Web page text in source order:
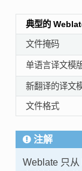
典型的
文件掩码
单语言译文模
新翻译的译文
文件格式
注解
Weblate 只从